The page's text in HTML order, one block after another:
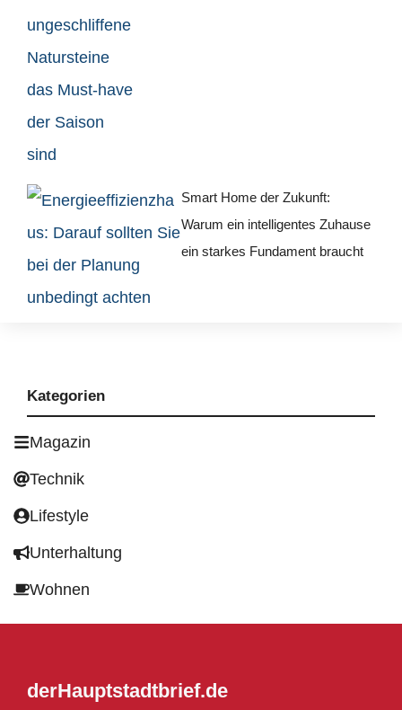
Smart Home der Zukunft:
Warum ein intelligentes Zuhause
ein starkes Fundament braucht
Kategorien
Magazin
Technik
Lifestyle
Unterhaltung
Wohnen
derHauptstadtbrief.de